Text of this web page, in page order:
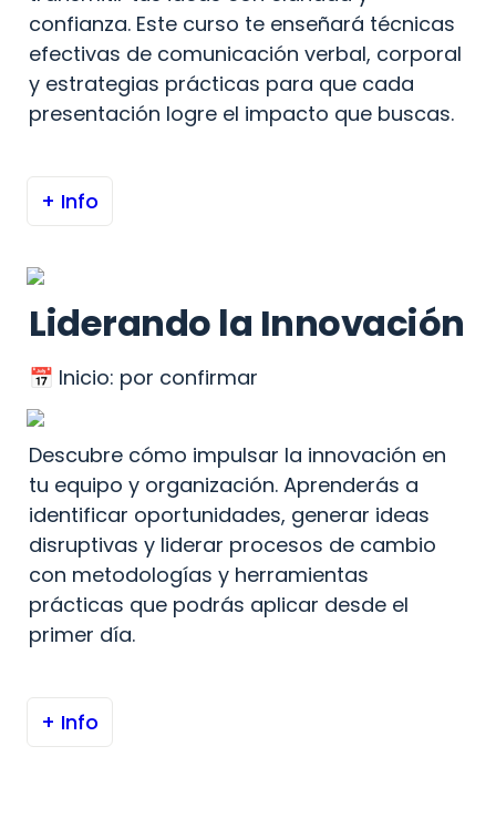
confianza. Este curso te enseñará técnicas
efectivas de comunicación verbal, corporal
y estrategias prácticas para que cada
presentación logre el impacto que buscas.
+ Info
Liderando la Innovación
📅 Inicio: por confirmar
Descubre cómo impulsar la innovación en
tu equipo y organización. Aprenderás a
identificar oportunidades, generar ideas
disruptivas y liderar procesos de cambio
con metodologías y herramientas
prácticas que podrás aplicar desde el
primer día.
+ Info